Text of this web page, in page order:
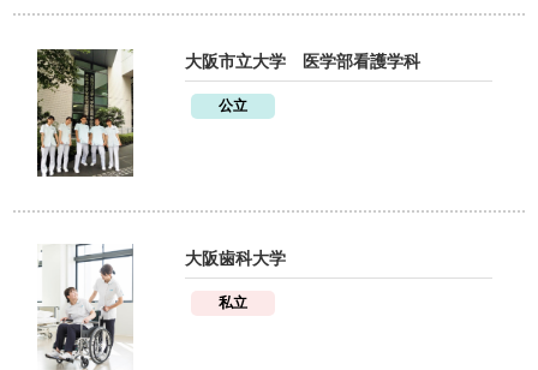
大阪市立大学 医学部看護学科
公立
大阪歯科大学
私立